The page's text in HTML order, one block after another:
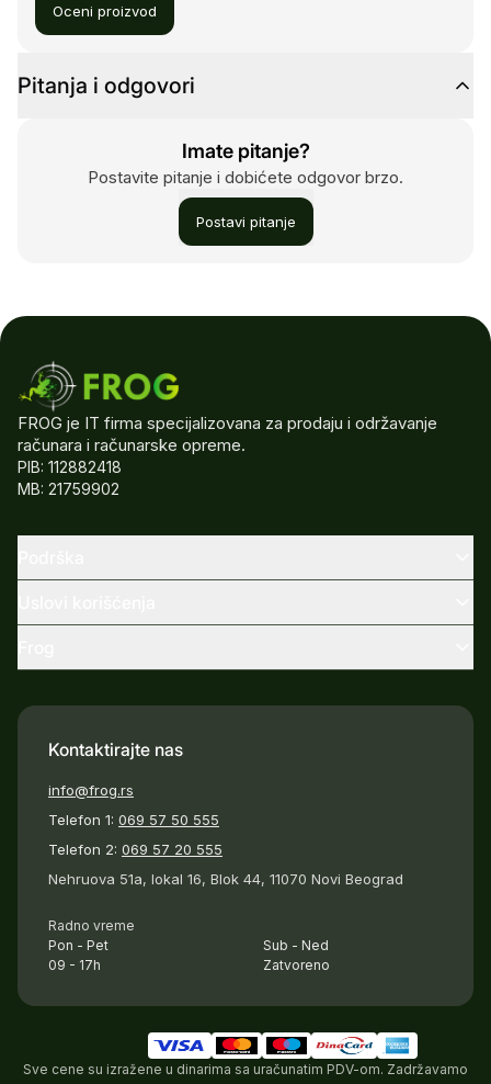
Oceni proizvod
Pitanja i odgovori
Imate pitanje?
Postavite pitanje i dobićete odgovor brzo.
Postavi pitanje
FROG je IT firma specijalizovana za prodaju i održavanje
računara i računarske opreme.
PIB: 112882418
MB: 21759902
Kontaktirajte nas
info@frog.rs
Telefon 1: 069 57 50 555
Telefon 2: 069 57 20 555
Nehruova 51a, lokal 16, Blok 44, 11070 Novi Beograd
Radno vreme
Pon - Pet
09 - 17h
Sub - Ned
Zatvoreno
Sve cene su izražene u dinarima sa uračunatim PDV-om. Zadržavamo